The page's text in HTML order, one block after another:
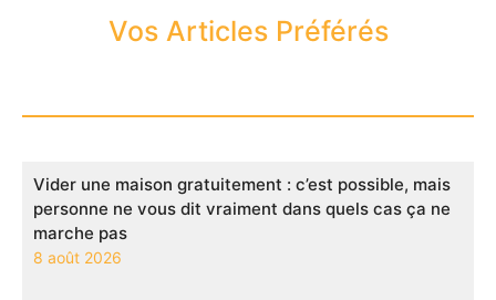
Vos Articles Préférés
Vider une maison gratuitement : c’est possible, mais
personne ne vous dit vraiment dans quels cas ça ne
marche pas
8 août 2026